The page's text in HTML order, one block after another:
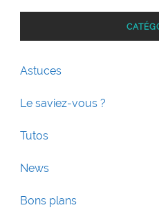
Astuces
Le saviez-vous ?
Tutos
News
Bons plans